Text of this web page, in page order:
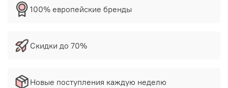
100% европейские бренды
Скидки до 70%
Новые поступления каждую неделю